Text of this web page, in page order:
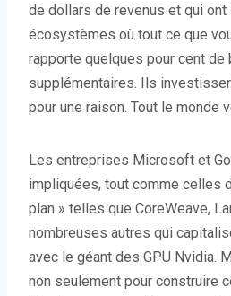
de dollars de revenus et qui
écosystèmes où tout ce que
rapporte quelques pour cent de
supplémentaires. Ils
pour une raison. Tout le monde
Les entreprises Microsoft et
impliquées, tout comme celles
plan » telles que CoreWeave,
nombreuses autres qui
avec le géant des GPU Nvidia.
non seulement pour construire